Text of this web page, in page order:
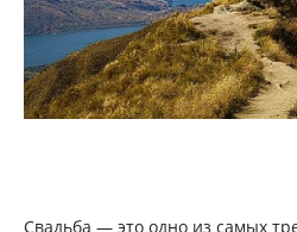
Свадьба — это одно из самых